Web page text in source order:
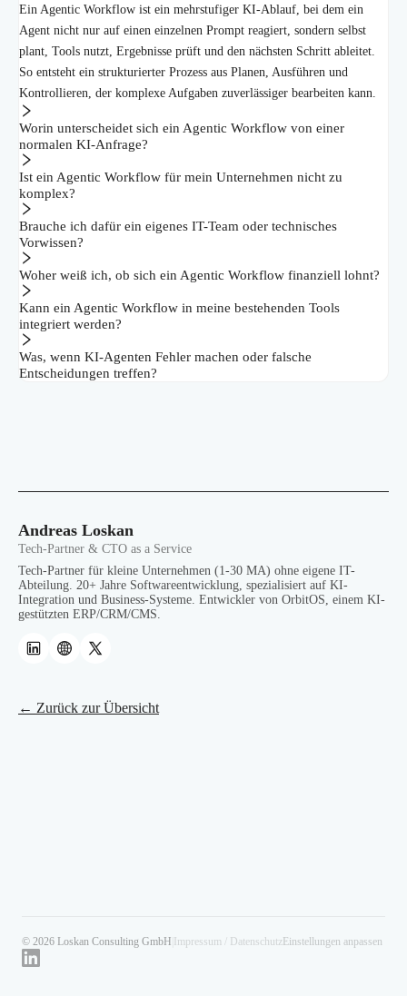
Ein Agentic Workflow ist ein mehrstufiger KI-Ablauf, bei dem ein
Agent nicht nur auf einen einzelnen Prompt reagiert, sondern selbst
plant, Tools nutzt, Ergebnisse prüft und den nächsten Schritt ableitet.
So entsteht ein strukturierter Prozess aus Planen, Ausführen und
Kontrollieren, der komplexe Aufgaben zuverlässiger bearbeiten kann.
Worin unterscheidet sich ein Agentic Workflow von einer
normalen KI-Anfrage?
Ist ein Agentic Workflow für mein Unternehmen nicht zu
komplex?
Brauche ich dafür ein eigenes IT-Team oder technisches
Vorwissen?
Woher weiß ich, ob sich ein Agentic Workflow finanziell lohnt?
Kann ein Agentic Workflow in meine bestehenden Tools
integriert werden?
Was, wenn KI-Agenten Fehler machen oder falsche
Entscheidungen treffen?
Andreas Loskan
Tech-Partner & CTO as a Service
Tech-Partner für kleine Unternehmen (1-30 MA) ohne eigene IT-
Abteilung. 20+ Jahre Softwareentwicklung, spezialisiert auf KI-
Integration und Business-Systeme. Entwickler von OrbitOS, einem KI-
gestützten ERP/CRM/CMS.
← Zurück zur Übersicht
© 2026 Loskan Consulting GmbH Impressum / Datenschutz Einstellungen anpassen